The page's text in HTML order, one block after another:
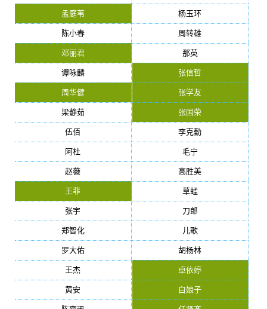
孟庭苇 杨玉环
陈小春 周转雄
邓丽君 那英
谭咏麟 张信哲
周华健 张学友
梁静茹 张国荣
伍佰 李克勤
阿杜 毛宁
赵薇 高胜美
王菲 草蜢
张宇 刀郎
郑智化 儿歌
罗大佑 胡杨林
王杰 卓依婷
黄安 白娘子